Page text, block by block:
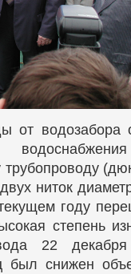
от
ниток
году
степень
22
был снижен